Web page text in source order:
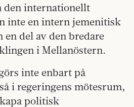
den internationellt
inte en intern jemenitisk
en del av den bredare
i Mellanöstern.
inte enbart på
i regeringens mötesrum,
politisk